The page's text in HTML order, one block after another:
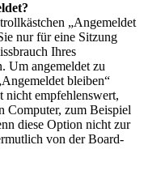
„Angemeldet
nur für eine Sitzung
Ihres
Um angemeldet zu
bleiben“
nicht empfehlenswert,
Computer, zum Beispiel
diese Option nicht zur
von der Board-